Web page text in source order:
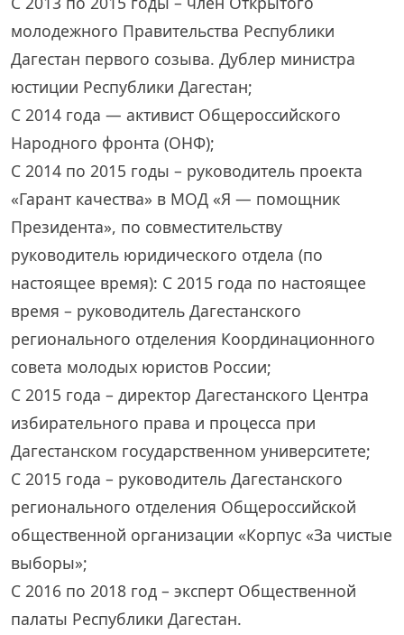
молодежного Правительства Республики
Дагестан первого созыва. Дублер министра
юстиции Республики Дагестан;
С 2014 года — активист Общероссийского
Народного фронта (ОНФ);
С 2014 по 2015 годы – руководитель проекта
«Гарант качества» в МОД «Я — помощник
Президента», по совместительству
руководитель юридического отдела (по
настоящее время): С 2015 года по настоящее
время – руководитель Дагестанского
регионального отделения Координационного
совета молодых юристов России;
С 2015 года – директор Дагестанского Центра
избирательного права и процесса при
Дагестанском государственном университете;
С 2015 года – руководитель Дагестанского
регионального отделения Общероссийской
общественной организации «Корпус «За чистые
выборы»;
С 2016 по 2018 год – эксперт Общественной
палаты Республики Дагестан.